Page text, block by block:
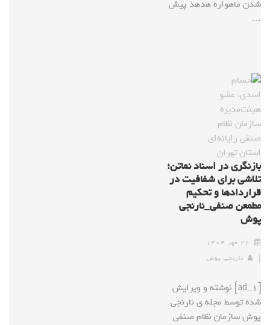
شدن ماهواره هدهد پیش
…
بازنگری در اسناد نماتن؛
تلاشی برای شفافیت در
قراردادها و تحکیم
مطمعن صنفی_نارنجی
پوش
۲۲ مهر ۱۴۰۴
نارنجی پوش
[ad_1] نوشته و ویرایش
شده توسط مجله ی نارنجی
پوش سازمان نظام صنفی